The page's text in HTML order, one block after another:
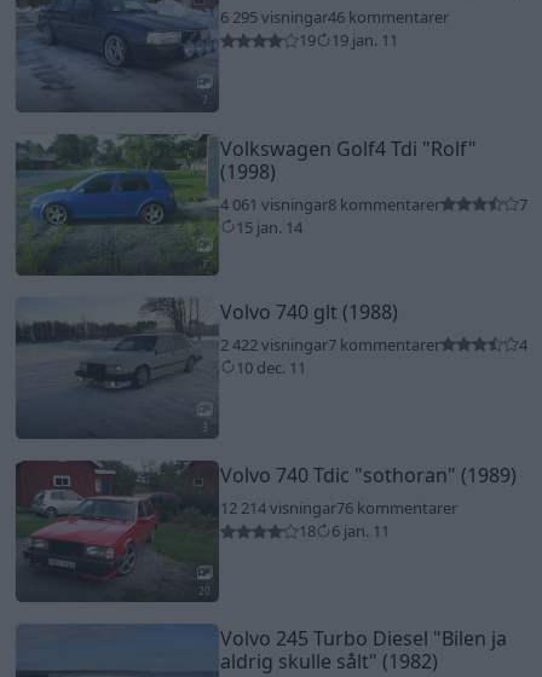
7
6 295 visningar46 kommentarer
19
19 jan. 11
7
Volkswagen Golf4 Tdi "Rolf"
(1998)
4 061 visningar8 kommentarer
7
15 jan. 14
3
Volvo 740 glt (1988)
2 422 visningar7 kommentarer
4
10 dec. 11
20
Volvo 740 Tdic "sothoran" (1989)
12 214 visningar76 kommentarer
18
6 jan. 11
Volvo 245 Turbo Diesel "Bilen ja
aldrig skulle sålt" (1982)